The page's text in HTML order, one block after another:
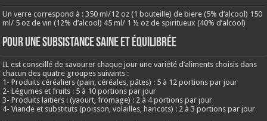
Un verre correspond à : 350 ml/12 oz (1 bouteille) de biere (5% d’alcool) 150
ml/ 5 oz de vin (12% d’alcool) 45 ml/ 1 ½ oz de spiritueux (40% d’alcool)
Pour une subsistance saine et équilibrée
IL est conseillé de savourer chaque jour une variété d’aliments choisis dans
chacun des quatre groupes suivants :
1- Produits céréaliers (pain, céréales, pâtes) : 5 à 12 portions par jour
2- Légumes et fruits : 5 à 10 portions par jour
3- Produits laitiers : (yaourt, fromage) : 2 à 4 portions par jour
4- Viande et substituts (poisson, volailles, haricots) : 2 à 3 portions par jour